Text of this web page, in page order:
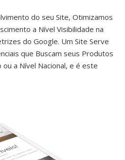
do seu Site, Otimizamos
a Nível Visibilidade na
do Google. Um Site Serve
que Buscam seus Produtos
ou a Nível Nacional, e é este